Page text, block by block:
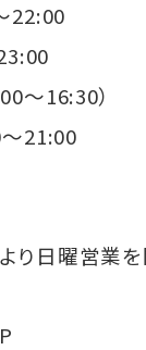
22:00
～16:30）
21:00
り日曜営業を